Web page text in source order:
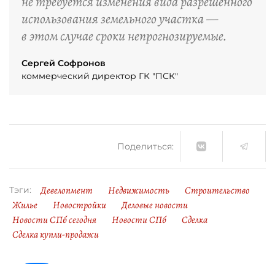
использования земельного участка —
в этом случае сроки непрогнозируемые.
Сергей Софронов
коммерческий директор ГК "ПСК"
Поделиться:
Тэги: Девелопмент Недвижимость
Строительство
Жилье
Новостройки
Деловые новости
Новости СПб сегодня
Новости СПб
Сделка
Сделка купли-продажи